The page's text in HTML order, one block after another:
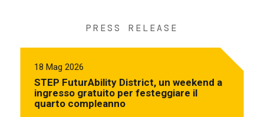
PRESS RELEASE
18 Mag 2026
STEP FuturAbility District, un weekend a
ingresso gratuito per festeggiare il
quarto compleanno